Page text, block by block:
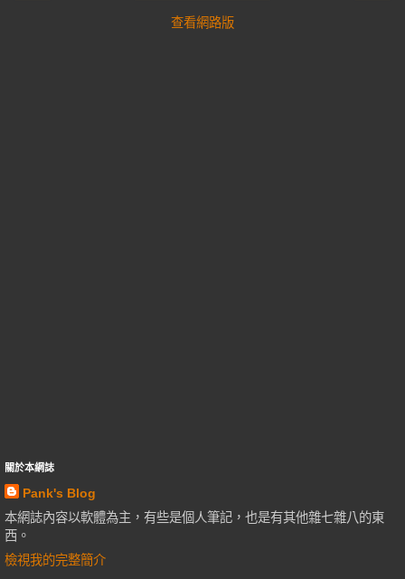
查看網路版
關於本網誌
Pank's Blog
本網誌內容以軟體為主，有些是個人筆記，也是有其他雜七雜八的東
西。
檢視我的完整簡介